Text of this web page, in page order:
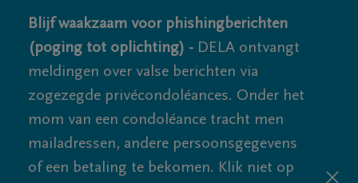
Blijf waakzaam voor phishingberichten
(poging tot oplichting) - DELA ontvangt
meldingen over valse berichten via
zogezegde privécondoléances. Onder het
mom van een condoléance tracht men
mailadressen, andere persoonsgegevens
of een betaling te bekomen. Klik niet op